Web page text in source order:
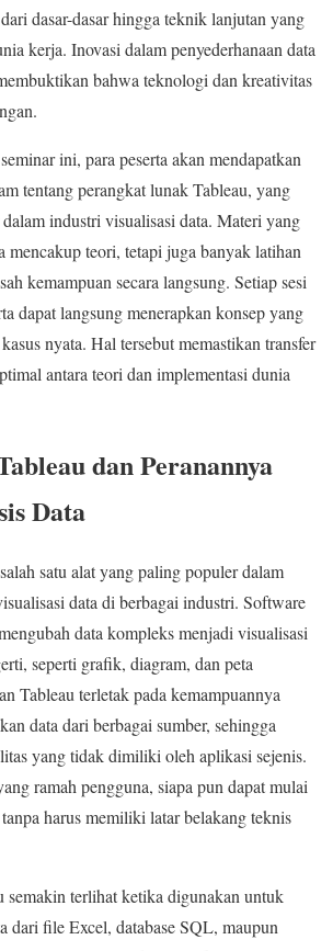
dasar-dasar hingga teknik lanjutan yang
kerja. Inovasi dalam penyederhanaan data
bahwa teknologi dan kreativitas
ini, para peserta akan mendapatkan
tentang perangkat lunak Tableau, yang
industri visualisasi data. Materi yang
mencakup teori, tetapi juga banyak latihan
kemampuan secara langsung. Setiap sesi
dapat langsung menerapkan konsep yang
nyata. Hal tersebut memastikan transfer
antara teori dan implementasi dunia
dan Peranannya
Data
satu alat yang paling populer dalam
data di berbagai industri. Software
data kompleks menjadi visualisasi
seperti grafik, diagram, dan peta
Tableau terletak pada kemampuannya
data dari berbagai sumber, sehingga
yang tidak dimiliki oleh aplikasi sejenis.
ramah pengguna, siapa pun dapat mulai
harus memiliki latar belakang teknis
semakin terlihat ketika digunakan untuk
dari file Excel, database SQL, maupun